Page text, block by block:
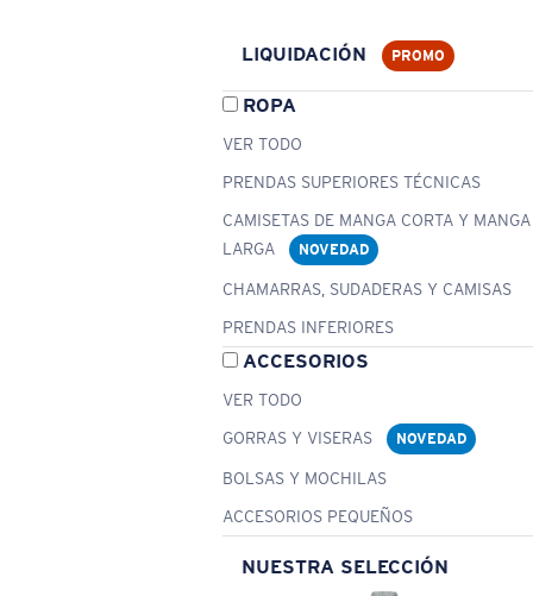
LIQUIDACIÓN PROMO
ROPA
VER TODO
PRENDAS SUPERIORES TÉCNICAS
CAMISETAS DE MANGA CORTA Y MANGA
LARGA
NOVEDAD
CHAMARRAS, SUDADERAS Y CAMISAS
PRENDAS INFERIORES
ACCESORIOS
VER TODO
GORRAS Y VISERAS
NOVEDAD
BOLSAS Y MOCHILAS
ACCESORIOS PEQUEÑOS
NUESTRA SELECCIÓN